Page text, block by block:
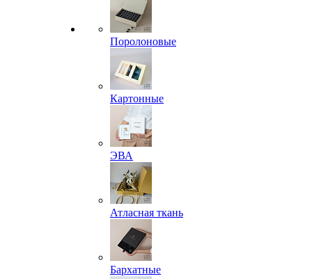
Поролоновые
Картонные
ЭВА
Атласная ткань
Бархатные